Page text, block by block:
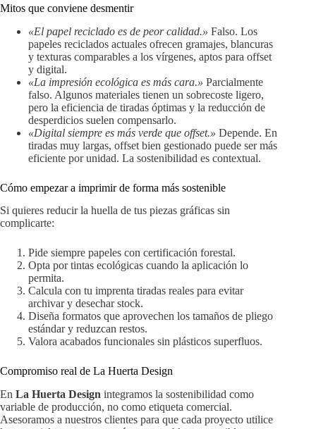
Mitos que conviene desmentir
«El papel reciclado es de peor calidad.» Falso. Los
papeles reciclados actuales ofrecen gramajes, blancuras
y texturas comparables a los vírgenes, aptos para offset
y digital.
«La impresión ecológica es más cara.» Parcialmente
falso. Algunos materiales tienen un sobrecoste ligero,
pero la eficiencia de tiradas óptimas y la reducción de
desperdicios suelen compensarlo.
«Digital siempre es más verde que offset.» Depende. En
tiradas muy largas, offset bien gestionado puede ser más
eficiente por unidad. La sostenibilidad es contextual.
Cómo empezar a imprimir de forma más sostenible
Si quieres reducir la huella de tus piezas gráficas sin
complicarte:
Pide siempre papeles con certificación forestal.
Opta por tintas ecológicas cuando la aplicación lo
permita.
Calcula con tu imprenta tiradas reales para evitar
archivar y desechar stock.
Diseña formatos que aprovechen los tamaños de pliego
estándar y reduzcan restos.
Valora acabados funcionales sin plásticos superfluos.
Compromiso real de La Huerta Design
En La Huerta Design integramos la sostenibilidad como
variable de producción, no como etiqueta comercial.
Asesoramos a nuestros clientes para que cada proyecto utilice